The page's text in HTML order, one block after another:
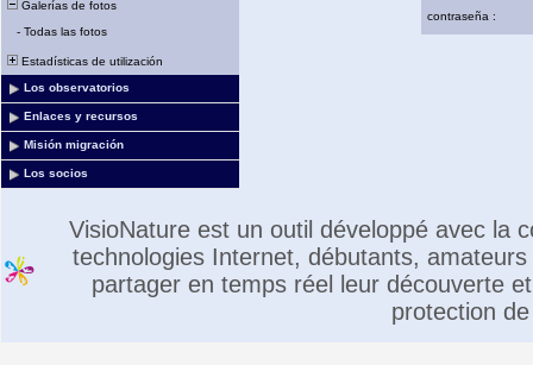
Galerías de fotos
- Todas las fotos
Estadísticas de utilización
Los observatorios
Enlaces y recursos
Misión migración
Los socios
contraseña :
VisioNature est un outil développé avec la
technologies Internet, débutants,
partager en temps réel leur découverte
protection